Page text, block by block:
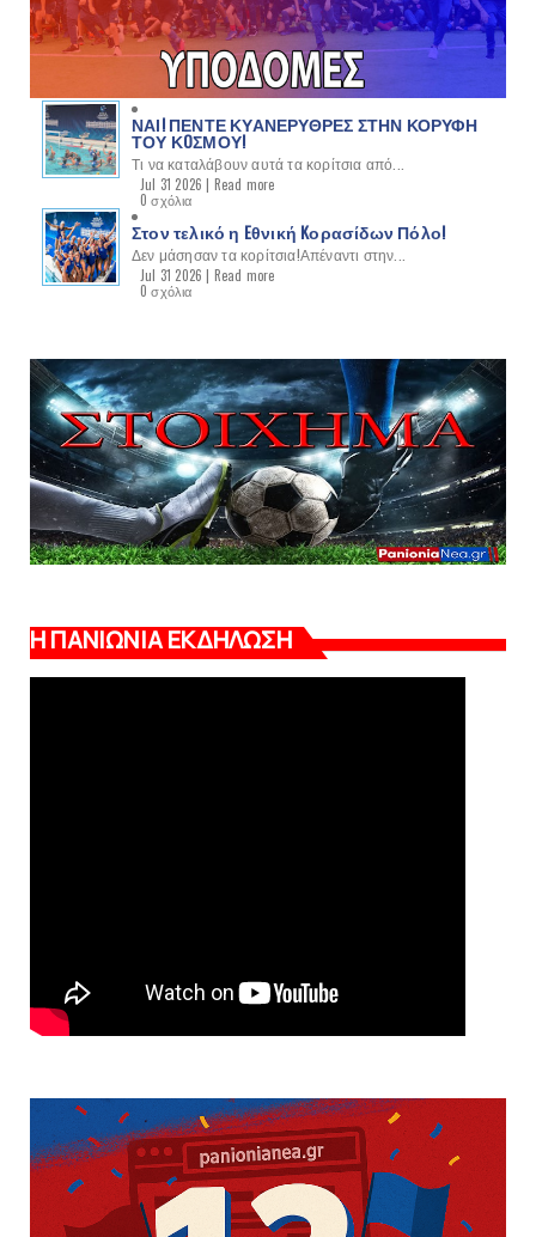
ΝΑΙ! ΠΕΝΤΕ ΚΥΑΝΕΡΥΘΡΕΣ ΣΤΗΝ ΚΟΡΥΦΗ
ΤΟΥ ΚOΣΜΟΥ!
Τι να καταλάβουν αυτά τα κορίτσια από...
Jul 31 2026 | Read more
0 σχόλια
Στον τελικό η Eθνική Kορασίδων Πόλο!
Δεν μάσησαν τα κορίτσια!Απέναντι στην...
Jul 31 2026 | Read more
0 σχόλια
Η ΠΑΝΙΩΝΙΑ ΕΚΔΗΛΩΣΗ